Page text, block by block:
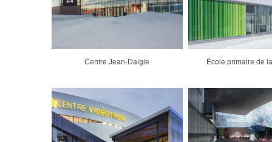
Centre Jean-Daigle École primaire de